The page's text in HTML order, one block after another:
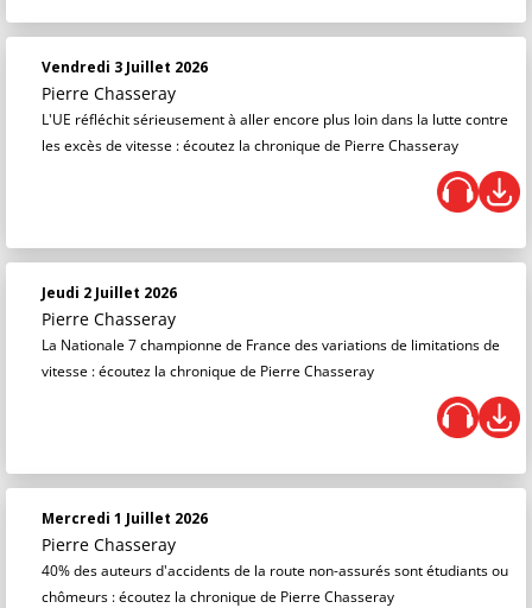
Vendredi 3 Juillet 2026
Pierre Chasseray
L'UE réfléchit sérieusement à aller encore plus loin dans la lutte contre
les excès de vitesse : écoutez la chronique de Pierre Chasseray
Jeudi 2 Juillet 2026
Pierre Chasseray
La Nationale 7 championne de France des variations de limitations de
vitesse : écoutez la chronique de Pierre Chasseray
Mercredi 1 Juillet 2026
Pierre Chasseray
40% des auteurs d'accidents de la route non-assurés sont étudiants ou
chômeurs : écoutez la chronique de Pierre Chasseray